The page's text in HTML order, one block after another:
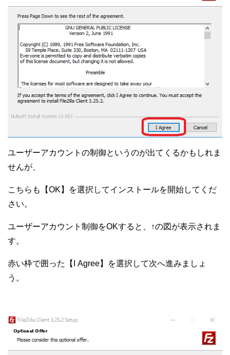
ユーザーアカウントの制御というのが出てくるかもしれま
せんが、
こちらも【OK】を選択してインストールを開始してくだ
さい。
ユーザーアカウント制御をOKすると、↑の図が表示されま
す。
赤い枠で囲った【I Agree】を選択して次へ進みましょ
う。